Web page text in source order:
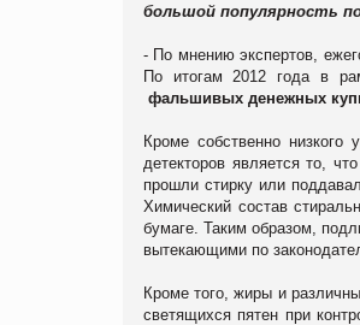
большой популярность
- По мнению экспертов,
По итогам 2012 года в
фальшивых денежных
Кроме собственно низкого
детекторов является то,
прошли стирку или
Химический состав
бумаге. Таким образом,
вытекающими по
Кроме того, жиры и
светящихся пятен при